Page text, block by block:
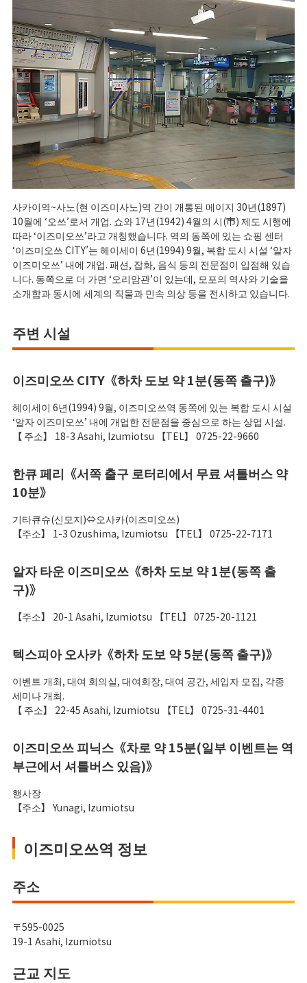
사카이역~사노(현 이즈미사노)역 간이 개통된 메이지 30년(1897)
10월에 ‘오쓰’로서 개업. 쇼와 17년(1942) 4월의 시(市) 제도 시행에
따라 ‘이즈미오쓰’라고 개칭했습니다. 역의 동쪽에 있는 쇼핑 센터
‘이즈미오쓰 CITY’는 헤이세이 6년(1994) 9월, 복합 도시 시설 ‘알자
이즈미오쓰’ 내에 개업. 패션, 잡화, 음식 등의 전문점이 입점해 있습
니다. 동쪽으로 더 가면 ‘오리암관’이 있는데, 모포의 역사와 기술을
소개함과 동시에 세계의 직물과 민속 의상 등을 전시하고 있습니다.
주변 시설
이즈미오쓰 CITY《하차 도보 약 1분(동쪽 출구)》
헤이세이 6년(1994) 9월, 이즈미오쓰역 동쪽에 있는 복합 도시 시설
‘알자 이즈미오쓰’ 내에 개업한 전문점을 중심으로 하는 상업 시설.
【 주소】 18-3 Asahi, Izumiotsu 【TEL】 0725-22-9660
한큐 페리《서쪽 출구 로터리에서 무료 셔틀버스 약
10분》
기타큐슈(신모지)⇔오사카(이즈미오쓰)
【주소】 1-3 Ozushima, Izumiotsu 【TEL】 0725-22-7171
알자 타운 이즈미오쓰《하차 도보 약 1분(동쪽 출
구)》
【주소】 20-1 Asahi, Izumiotsu 【TEL】 0725-20-1121
텍스피아 오사카《하차 도보 약 5분(동쪽 출구)》
이벤트 개최, 대여 회의실, 대여회장, 대여 공간, 세입자 모집, 각종
세미나 개최.
【 주소】 22-45 Asahi, Izumiotsu 【TEL】 0725-31-4401
이즈미오쓰 피닉스《차로 약 15분(일부 이벤트는 역
부근에서 셔틀버스 있음)》
행사장
【주소】 Yunagi, Izumiotsu
이즈미오쓰역 정보
주소
〒595-0025
19-1 Asahi, Izumiotsu
근교 지도